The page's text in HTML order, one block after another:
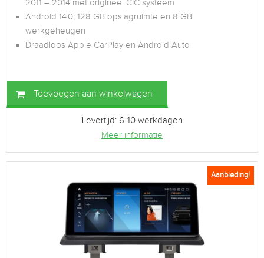
2011 – 2014 met origineel CIC systeem
Android 14.0; 128 GB opslagruimte en 8 GB
werkgeheugen
Draadloos Apple CarPlay en Android Auto
Toevoegen aan winkelwagen
Levertijd: 6-10 werkdagen
Meer informatie
Aanbieding!